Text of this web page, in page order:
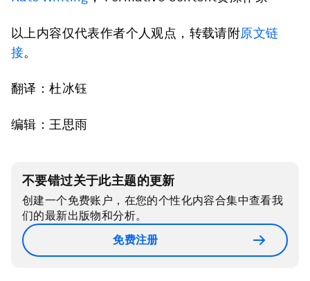
以上内容仅代表作者个人观点，转载请附原文链
接。
翻译：杜冰钰
编辑：王思雨
不要错过关于此主题的更新
创建一个免费账户，在您的个性化内容合集中查看我
们的最新出版物和分析。
免费注册